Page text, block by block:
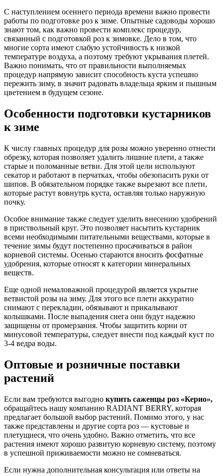
С наступлением осеннего периода времени важно провести
работы по подготовке роз к зиме. Опытные садоводы хорошо
знают том, как важно провести комплекс процедур,
связанный с подготовкой роз к зимовке. Дело в том, что
многие сорта имеют слабую устойчивость к низкой
температуре воздуха, а поэтому требуют укрывания плетей.
Важно понимать, что от правильности выполняемых
процедур напрямую зависит способность куста успешно
пережить зиму, в значит радовать владельца ярким и пышным
цветением в будущем сезоне.
Особенности подготовки кустарников
к зиме
К числу главных процедур для розы можно уверенно отнести
обрезку, которая позволяет удалить лишние плети, а также
старые и поломанные ветви. Для этой цели используют
секатор и работают в перчатках, чтобы обезопасить руки от
шипов. В обязательном порядке также вырезают все плети,
которые растут вовнутрь куста, оставляя только наружную
почку.
Особое внимание также следует уделить внесению удобрений
в приствольный круг. Это позволяет насытить кустарник
всеми необходимыми питательными веществами, которые в
течение зимы будут постепенно просачиваться в район
корневой системы. Осенью стараются вносить фосфатные
удобрения, которые относят к категории минеральных
веществ.
Еще одной немаловажной процедурой является укрытие
ветвистой розы на зиму. Для этого все плети аккуратно
снимают с перекладин, обязывают и прикалывают
колышками. После выпадения снега они будут надежно
защищены от промерзания. Чтобы защитить корни от
минусовой температуры, следует внести под каждый куст по
3-4 ведра воды.
Оптовые и розничные поставки
растений
Если вам требуются выгодно купить саженцы роз «Керио»,
обращайтесь нашу компанию RADIANT BERRY, которая
предлагает большой выбор растений. Помимо этого, у нас
также представлены и другие сорта роз — кустовые и
плетущиеся, что очень удобно. Важно отметить, что все
растения имеют хорошо развитую корневую систему, поэтому
в успешной приживаемости можно не сомневаться.
Если нужна дополнительная консультация или ответы на